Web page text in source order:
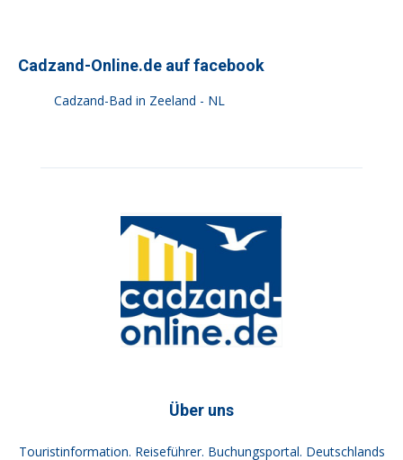
Cadzand-Online.de auf facebook
Cadzand-Bad in Zeeland - NL
Über uns
Touristinformation. Reiseführer. Buchungsportal. Deutschlands